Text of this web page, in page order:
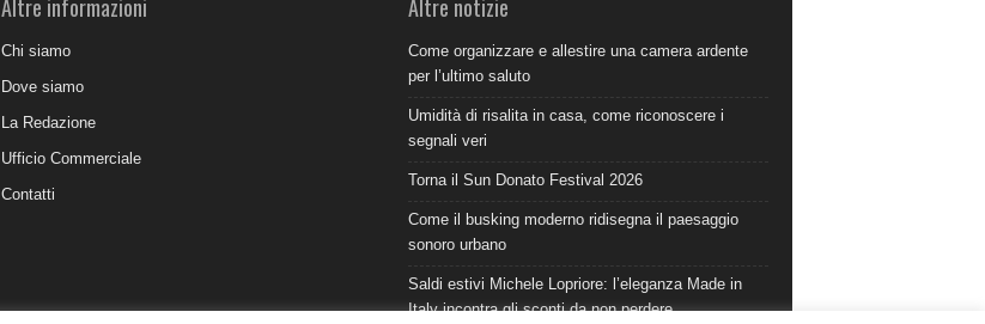
Altre informazioni
Chi siamo
Dove siamo
La Redazione
Ufficio Commerciale
Contatti
Altre notizie
Come organizzare e allestire una camera ardente
per l’ultimo saluto
Umidità di risalita in casa, come riconoscere i
segnali veri
Torna il Sun Donato Festival 2026
Come il busking moderno ridisegna il paesaggio
sonoro urbano
Saldi estivi Michele Lopriore: l’eleganza Made in
Italy incontra gli sconti da non perdere